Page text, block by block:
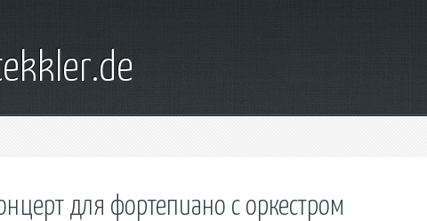
для фортепиано с оркестром